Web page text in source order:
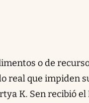
o de
real que impiden
K. Sen recibió el